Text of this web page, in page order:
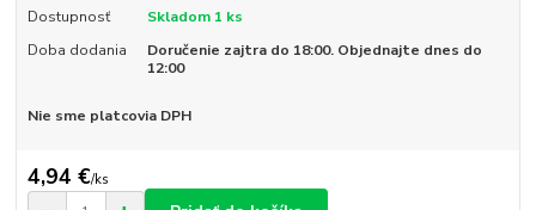
Dostupnosť
Skladom 1 ks
Doba dodania
Doručenie zajtra do 18:00. Objednajte dnes do
12:00
Nie sme platcovia DPH
4,94 €/ks